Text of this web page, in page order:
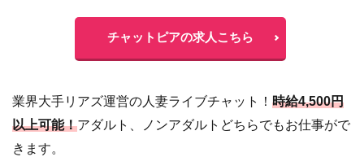
チャットピアの求人こちら
業界大手リアズ運営の人妻ライブチャット！ 時給4,500円
以上可能！アダルト、ノンアダルトどちらでもお仕事がで
きます。